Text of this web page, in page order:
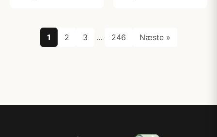
1 2 3 … 246 Næste »